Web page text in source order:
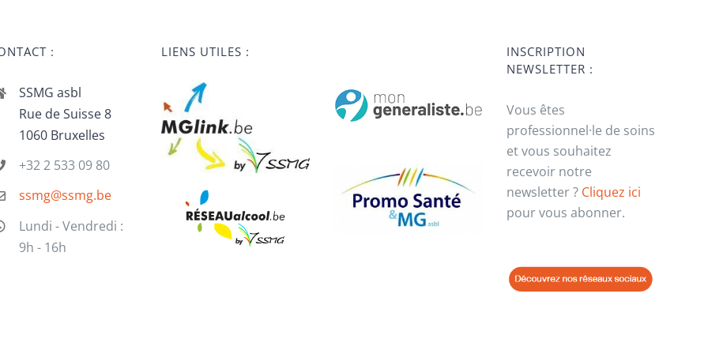
:
SSMG asbl
Rue de Suisse 8
1060 Bruxelles
+32 2 533 09 80
ssmg@ssmg.be
Lundi - Vendredi :
9h - 16h
LIENS UTILES :
INSCRIPTION
NEWSLETTER :
Vous êtes
professionnel·le de soins
et vous souhaitez
recevoir notre
newsletter ? Cliquez ici
pour vous abonner.